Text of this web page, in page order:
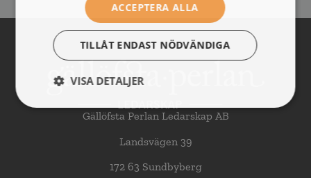
Gällöfsta Perlan Ledarskap AB
Landsvägen 39
172 63 Sundbyberg
ACCEPTERA ALLA
TILLÅT ENDAST NÖDVÄNDIGA
VISA DETALJER